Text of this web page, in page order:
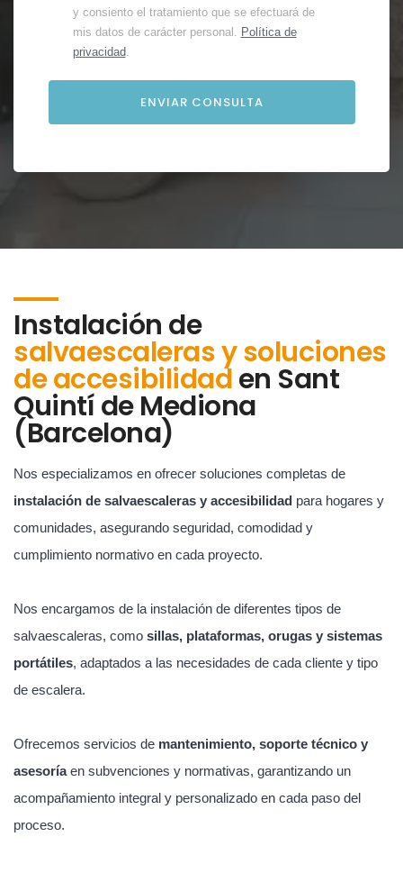
y consiento el tratamiento que se efectuará de
mis datos de carácter personal. Política de
privacidad.
Instalación de
salvaescaleras y soluciones
de accesibilidaden Sant
Quintí de Mediona
(Barcelona)
Nos especializamos en ofrecer soluciones completas de
instalación de salvaescaleras y accesibilidad para hogares y
comunidades, asegurando seguridad, comodidad y
cumplimiento normativo en cada proyecto.
Nos encargamos de la instalación de diferentes tipos de
salvaescaleras, como sillas, plataformas, orugas y sistemas
portátiles, adaptados a las necesidades de cada cliente y tipo
de escalera.
Ofrecemos servicios de mantenimiento, soporte técnico y
asesoríaen subvenciones y normativas, garantizando un
acompañamiento integral y personalizado en cada paso del
proceso.